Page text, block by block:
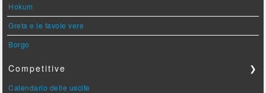
Hokum
Greta e le favole vere
Borgo
Competitive ❯
Calendario delle uscite